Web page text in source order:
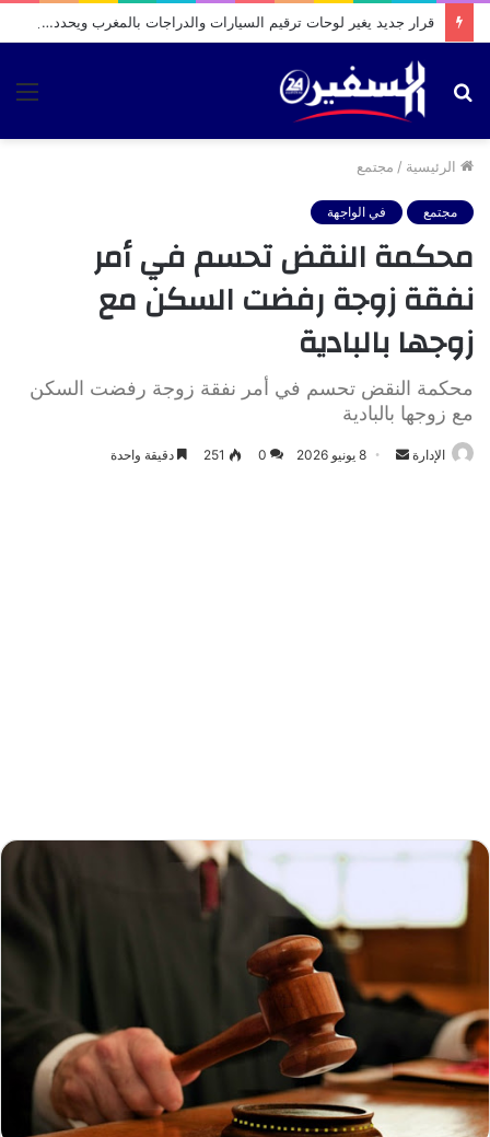
قرار جديد يغير لوحات ترقيم السيارات والدراجات بالمغرب ويحدد آجال اعتمادها
بحث
الرئيسية / مجتمع
مجتمع في الواجهة
محكمة النقض تحسم في أمر
نفقة زوجة رفضت السكن مع
زوجها بالبادية
محكمة النقض تحسم في أمر نفقة زوجة رفضت السكن
مع زوجها بالبادية
الإدارة
أرسل 8 يونيو 2026 0
251 دقيقة واحدة